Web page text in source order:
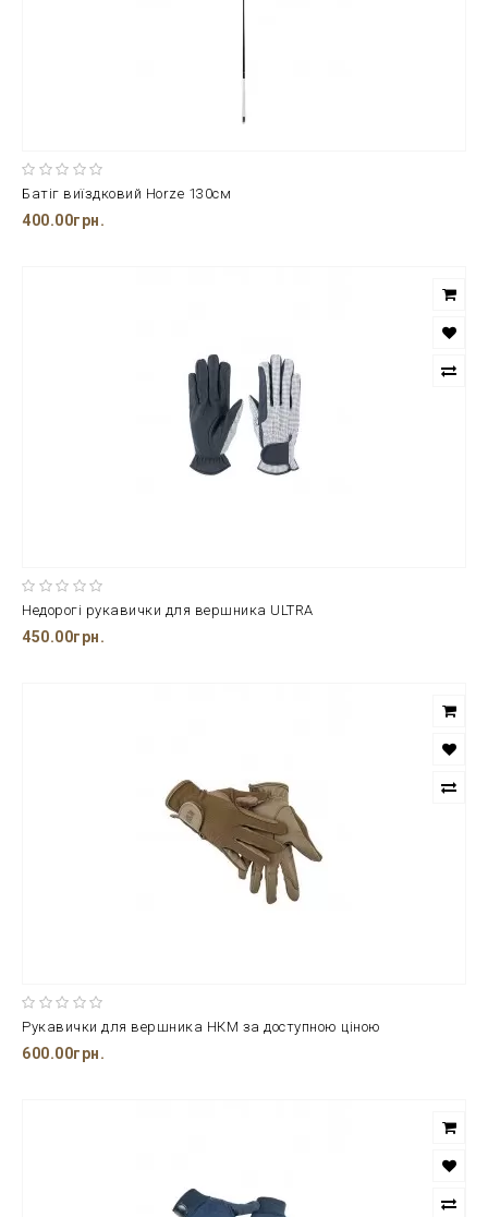
Батіг виїздковий Horze 130см
400.00грн.
Недорогі рукавички для вершника ULTRA
450.00грн.
Рукавички для вершника НКМ за доступною ціною
600.00грн.